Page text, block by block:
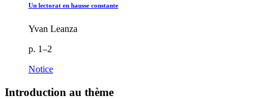
Un lectorat en hausse constante
Yvan Leanza
p. 1–2
Notice
Introduction au thème